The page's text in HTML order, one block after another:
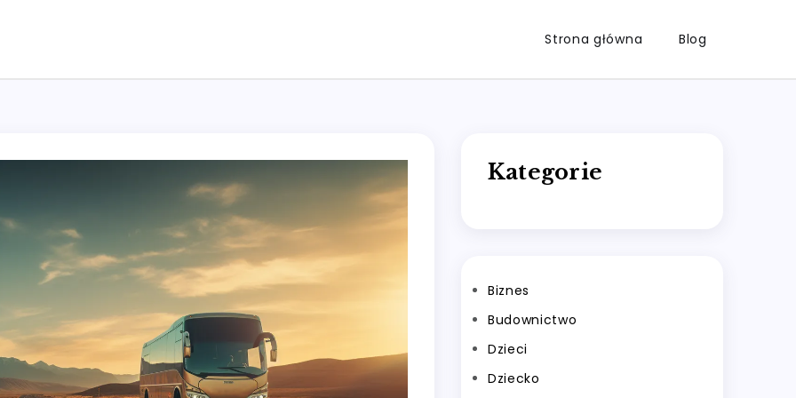
Strona główna Blog
Kategorie
Biznes
Budownictwo
Dzieci
Dziecko